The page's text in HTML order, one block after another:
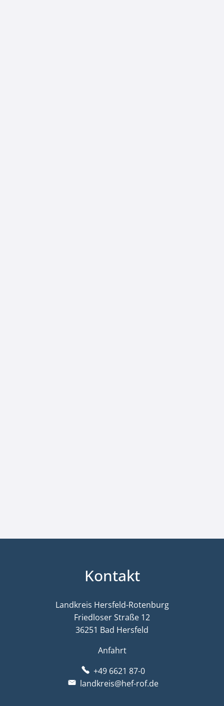
Kontakt
Landkreis Hersfeld-Rotenburg
Friedloser Straße 12
36251 Bad Hersfeld
Anfahrt
+49 6621 87-0
landkreis@hef-rof.de